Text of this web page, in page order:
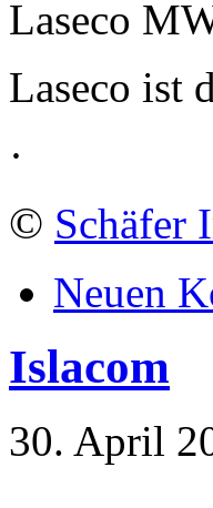
Laseco
Laseco ist
·
© Schäfer
Neuen
Islacom
30. April